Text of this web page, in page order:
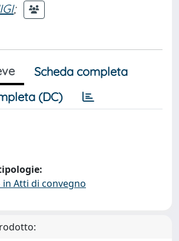
;
Scheda completa
(DC)
Atti di convegno